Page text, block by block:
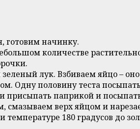
готовим начинку.
количестве
лук. Взбиваем яйцо –
Одну половину теста
присыпать паприкой и
смазываем верх яйцом и
180 градусов до